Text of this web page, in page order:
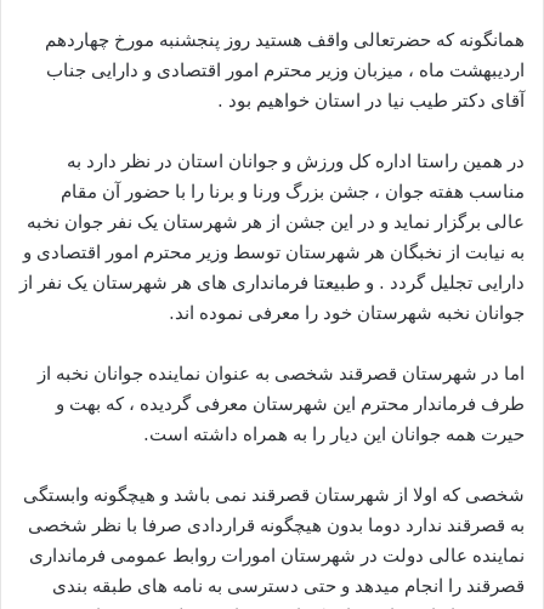
همانگونه که حضرتعالی واقف هستید روز پنجشنبه مورخ چهاردهم
اردیبهشت ماه ، میزبان وزیر محترم امور اقتصادی و دارایی جناب
آقای دکتر طیب نیا در استان خواهیم بود .
در همین راستا اداره کل ورزش و جوانان استان در نظر دارد به
مناسب هفته جوان ، جشن بزرگ ورنا و برنا را با حضور آن مقام
عالی برگزار نماید و در این جشن از هر شهرستان یک نفر جوان نخبه
به نیابت از نخبگان هر شهرستان توسط وزیر محترم امور اقتصادی و
دارایی تجلیل گردد . و طبیعتا فرمانداری های هر شهرستان یک نفر از
جوانان نخبه شهرستان خود را معرفی نموده اند.
اما در شهرستان قصرقند شخصی به عنوان نماینده جوانان نخبه از
طرف فرماندار محترم این شهرستان معرفی گردیده ، که بهت و
حیرت همه جوانان این دیار را به همراه داشته است.
شخصی که اولا از شهرستان قصرقند نمی باشد و هیچگونه وابستگی
به قصرقند ندارد دوما بدون هیچگونه قراردادی صرفا با نظر شخصی
نماینده عالی دولت در شهرستان امورات روابط عمومی فرمانداری
قصرقند را انجام میدهد و حتی دسترسی به نامه های طبقه بندی